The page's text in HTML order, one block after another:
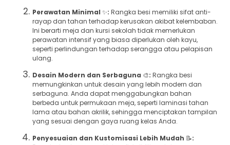
Perawatan Minimal ✨: Rangka besi memiliki sifat anti-
rayap dan tahan terhadap kerusakan akibat kelembaban.
Ini berarti meja dan kursi sekolah tidak memerlukan
perawatan intensif yang biasa diperlukan oleh kayu,
seperti perlindungan terhadap serangga atau pelapisan
ulang.
Desain Modern dan Serbaguna 🎨: Rangka besi
memungkinkan untuk desain yang lebih modern dan
serbaguna. Anda dapat menggabungkan bahan
berbeda untuk permukaan meja, seperti laminasi tahan
lama atau bahan akrilik, sehingga menciptakan tampilan
yang sesuai dengan gaya ruang kelas Anda.
Penyesuaian dan Kustomisasi Lebih Mudah 📝: